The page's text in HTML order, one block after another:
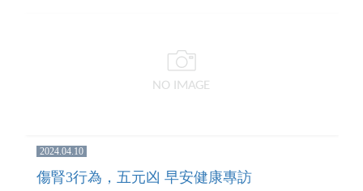
2024.04.10
傷腎3行為，五元凶 早安健康專訪